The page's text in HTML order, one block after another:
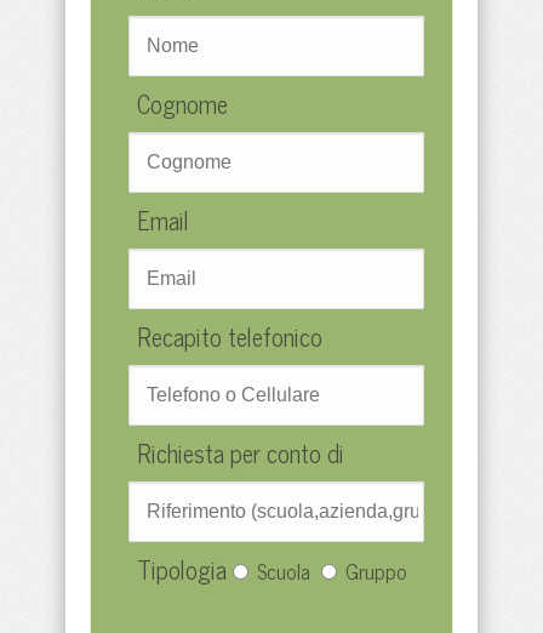
Cognome
Email
Recapito telefonico
Richiesta per conto di
Tipologia Scuola Gruppo